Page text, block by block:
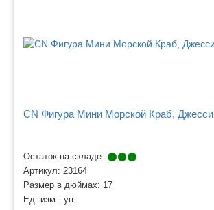
CN Фигура Мини Морской Краб, Джесси
Остаток на складе:
Артикул: 23164
Размер в дюймах: 17
Ед. изм.: уп.